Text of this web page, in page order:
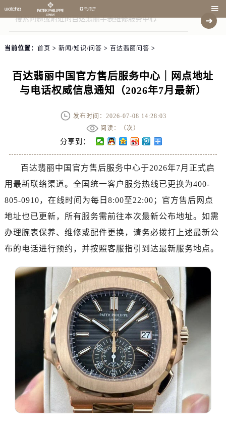

当前位置： 首页 > 新闻/知识/问答 > 百达翡丽问答 >
百达翡丽中国官方售后服务中心｜网点地址
与电话权威信息通知（2026年7月最新）
发布时间：2026-07-08 14:28:03
阅读：（次）
分享到：
百达翡丽中国官方售后服务中心于2026年7月正式启
用最新联络渠道。全国统一客户服务热线已更换为400-
805-0910，在线时间为每日8:00至22:00；官方售后网点
地址也已更新，所有服务需前往本次最新公布地址。如需
办理腕表保养、维修或配件更换，请务必拨打上述最新公
布的电话进行预约，并按照客服指引到达最新服务地点。